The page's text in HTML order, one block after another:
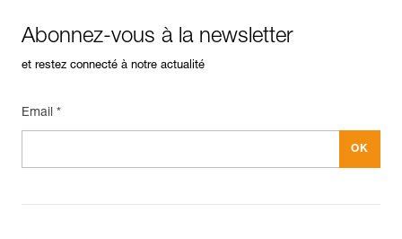
Abonnez-vous à la newsletter
et restez connecté à notre actualité
Email *